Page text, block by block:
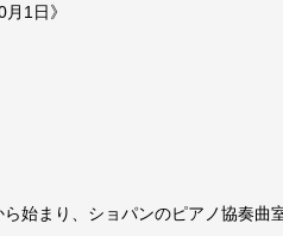
1日》
始まり、ショパンのピアノ協奏曲